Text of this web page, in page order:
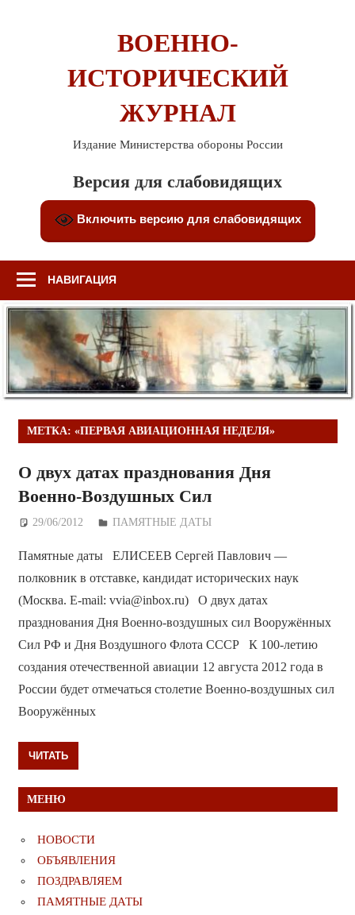
ВОЕННО-
ИСТОРИЧЕСКИЙ
ЖУРНАЛ
Издание Министерства обороны России
Версия для слабовидящих
Включить версию для слабовидящих
НАВИГАЦИЯ
МЕТКА: «ПЕРВАЯ АВИАЦИОННАЯ НЕДЕЛЯ»
О двух датах празднования Дня
Военно-Воздушных Сил
29/06/2012 Дежурный по Редакции
ПАМЯТНЫЕ ДАТЫ
Памятные даты ЕЛИСЕЕВ Сергей Павлович —
полковник в отставке, кандидат исторических наук
(Москва. Е-mail: vvia@inbox.ru) О двух датах
празднования Дня Военно-воздушных сил Вооружённых
Сил РФ и Дня Воздушного Флота СССР К 100-летию
создания отечественной авиации 12 августа 2012 года в
России будет отмечаться столетие Военно-воздушных сил
Вооружённых
ЧИТАТЬ
МЕНЮ
НОВОСТИ
ОБЪЯВЛЕНИЯ
ПОЗДРАВЛЯЕМ
ПАМЯТНЫЕ ДАТЫ